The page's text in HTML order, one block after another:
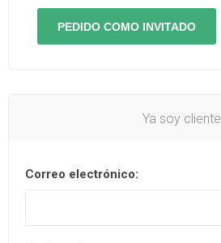
Ya soy cliente
Correo electrónico: